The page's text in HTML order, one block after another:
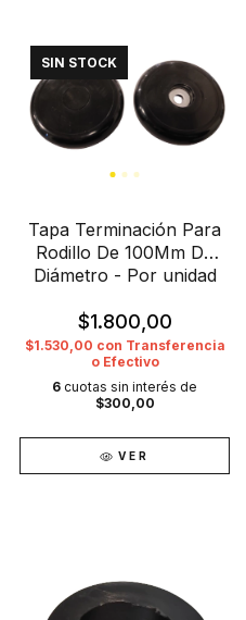
SIN STOCK
Tapa Terminación Para
Rodillo De 100Mm De
Diámetro - Por unidad
$1.800,00
$1.530,00 con Transferencia
o Efectivo
6 cuotas sin interés de
$300,00
VER